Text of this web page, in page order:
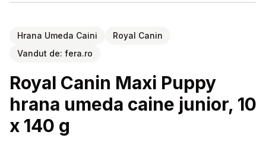
Hrana Umeda Caini
Royal Canin
Vandut de: fera.ro
Royal Canin Maxi Puppy
hrana umeda caine junior, 10
x 140 g